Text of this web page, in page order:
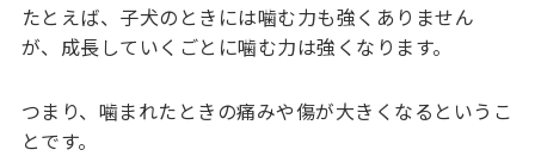
たとえば、子犬のときには噛む力も強くありません
が、成長していくごとに噛む力は強くなります。
つまり、噛まれたときの痛みや傷が大きくなるというこ
とです。